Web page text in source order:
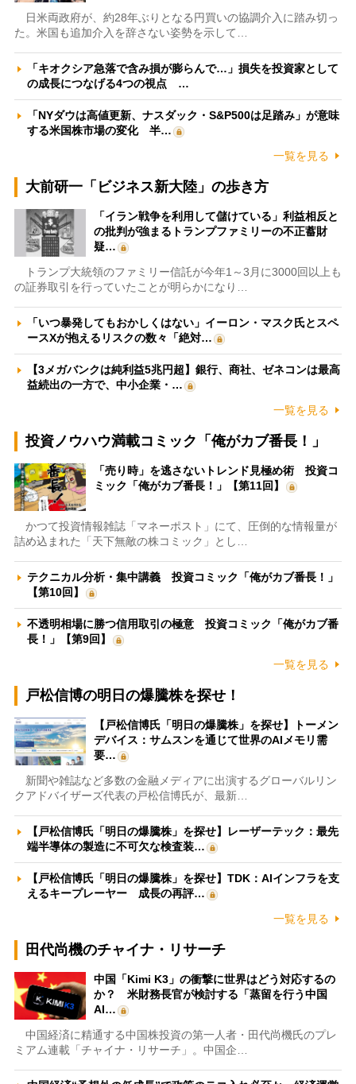
日米両政府が、約28年ぶりとなる円買いの協調介入に踏み切っ
た。米国も追加介入を辞さない姿勢を示して…
「キオクシア急落で含み損が膨らんで…」損失を投資家として
の成長につなげる4つの視点 …
「NYダウは高値更新、ナスダック・S&P500は足踏み」が意味
する米国株市場の変化 半…
一覧を見る
大前研一「ビジネス新大陸」の歩き方
「イラン戦争を利用して儲けている」利益相反と
の批判が強まるトランプファミリーの不正蓄財
疑…
トランプ大統領のファミリー信託が今年1～3月に3000回以上も
の証券取引を行っていたことが明らかになり…
「いつ暴発してもおかしくはない」イーロン・マスク氏とスペ
ースXが抱えるリスクの数々「絶対…
【3メガバンクは純利益5兆円超】銀行、商社、ゼネコンは最高
益続出の一方で、中小企業・…
一覧を見る
投資ノウハウ満載コミック「俺がカブ番長！」
「売り時」を逃さないトレンド見極め術 投資コ
ミック「俺がカブ番長！」【第11回】
かつて投資情報雑誌「マネーポスト」にて、圧倒的な情報量が
詰め込まれた「天下無敵の株コミック」とし…
テクニカル分析・集中講義 投資コミック「俺がカブ番長！」
【第10回】
不透明相場に勝つ信用取引の極意 投資コミック「俺がカブ番
長！」【第9回】
一覧を見る
戸松信博の明日の爆騰株を探せ！
【戸松信博氏「明日の爆騰株」を探せ】トーメン
デバイス：サムスンを通じて世界のAIメモリ需
要…
新聞や雑誌など多数の金融メディアに出演するグローバルリン
クアドバイザーズ代表の戸松信博氏が、最新…
【戸松信博氏「明日の爆騰株」を探せ】レーザーテック：最先
端半導体の製造に不可欠な検査装…
【戸松信博氏「明日の爆騰株」を探せ】TDK：AIインフラを支
えるキープレーヤー 成長の再評…
一覧を見る
田代尚機のチャイナ・リサーチ
中国「Kimi K3」の衝撃に世界はどう対応するの
か？ 米財務長官が検討する「蒸留を行う中国
AI…
中国経済に精通する中国株投資の第一人者・田代尚機氏のプレ
ミアム連載「チャイナ・リサーチ」。中国企…